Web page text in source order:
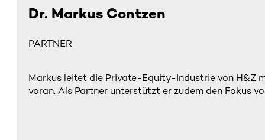
Dr. Markus Contzen
PARTNER
Markus leitet die Private-Equity-Industrie von H&Z
voran. Als Partner unterstützt er zudem den Fokus